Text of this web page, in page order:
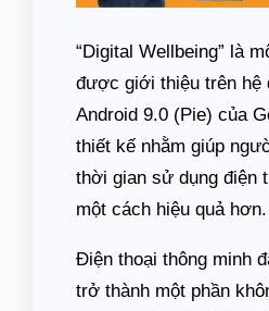
“Digital Wellbeing” là
được giới thiệu trên hệ
Android 9.0 (Pie) của
thiết kế nhằm giúp
thời gian sử dụng điện
một cách hiệu quả hơn.
Điện thoại thông minh
trở thành một phần